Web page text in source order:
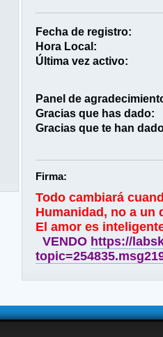
Fecha de registro:
Hora Local:
Última vez activo:
Panel de
Gracias que has dado:
Gracias que te han
Firma:
Todo cambiará
Humanidad, no a un
El amor es
VENDO https://